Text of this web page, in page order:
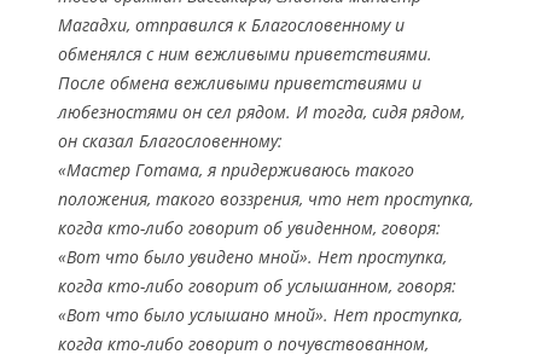
Магадхи, отправился к Благословенному и
обменялся с ним вежливыми приветствиями.
После обмена вежливыми приветствиями и
любезностями он сел рядом. И тогда, сидя рядом,
он сказал Благословенному:
«Мастер Готама, я придерживаюсь такого
положения, такого воззрения, что нет проступка,
когда кто-либо говорит об увиденном, говоря:
«Вот что было увидено мной». Нет проступка,
когда кто-либо говорит об услышанном, говоря:
«Вот что было услышано мной». Нет проступка,
когда кто-либо говорит о почувствованном,